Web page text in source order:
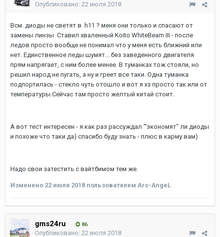
Опубликовано: 22 июля 2018
Всм. диоды не светят в h11 ? меня они только и спасают от
замены линзы. Ставил хваленный Koito WhiteBeam III - после
ледов просто вообще не понимал что у меня есть ближний или
нет. Единственное леды шумят... без заведенного двигателя
прям напрягает, с ним более менее. В туманках тож стояли, но
решил народ не пугать, а ну и греет все таки. Одна туманка
подпортилась - стекло чуть отошло и вот я хз просто так или от
температуры.Сейчас там просто желтый китай стоит.
А вот тест интересен - я как раз рассуждал "'экономят" ли диоды
и похоже что таки да) спасибо буду знать - плюс в карму вам)
Надо свои затестить с вайтбимом тем же.
Изменено 22 июля 2018 пользователем Ars-AngeL
gms24ru 86
Опубликовано: 22 июля 2018